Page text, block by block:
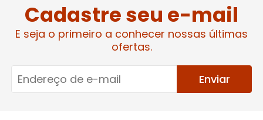
Cadastre seu e-mail
E seja o primeiro a conhecer nossas últimas
ofertas.
Enviar